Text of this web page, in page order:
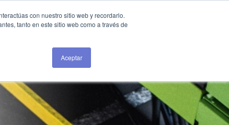
con nuestro sitio web y recordarlo.
tanto en este sitio web como a través de
Aceptar